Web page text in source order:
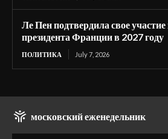
Ле Пен подтвердила свое
президента Франции в 2027 году
ПОЛИТИКА July 7, 2026
московский еженедельник